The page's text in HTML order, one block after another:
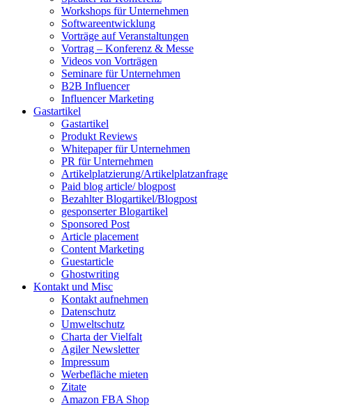
Workshops für Unternehmen
Softwareentwicklung
Vorträge auf Veranstaltungen
Vortrag – Konferenz & Messe
Videos von Vorträgen
Seminare für Unternehmen
B2B Influencer
Influencer Marketing
Gastartikel
Gastartikel
Produkt Reviews
Whitepaper für Unternehmen
PR für Unternehmen
Artikelplatzierung/Artikelplatzanfrage
Paid blog article/ blogpost
Bezahlter Blogartikel/Blogpost
gesponserter Blogartikel
Sponsored Post
Article placement
Content Marketing
Guestarticle
Ghostwriting
Kontakt und Misc
Kontakt aufnehmen
Datenschutz
Umweltschutz
Charta der Vielfalt
Agiler Newsletter
Impressum
Werbefläche mieten
Zitate
Amazon FBA Shop